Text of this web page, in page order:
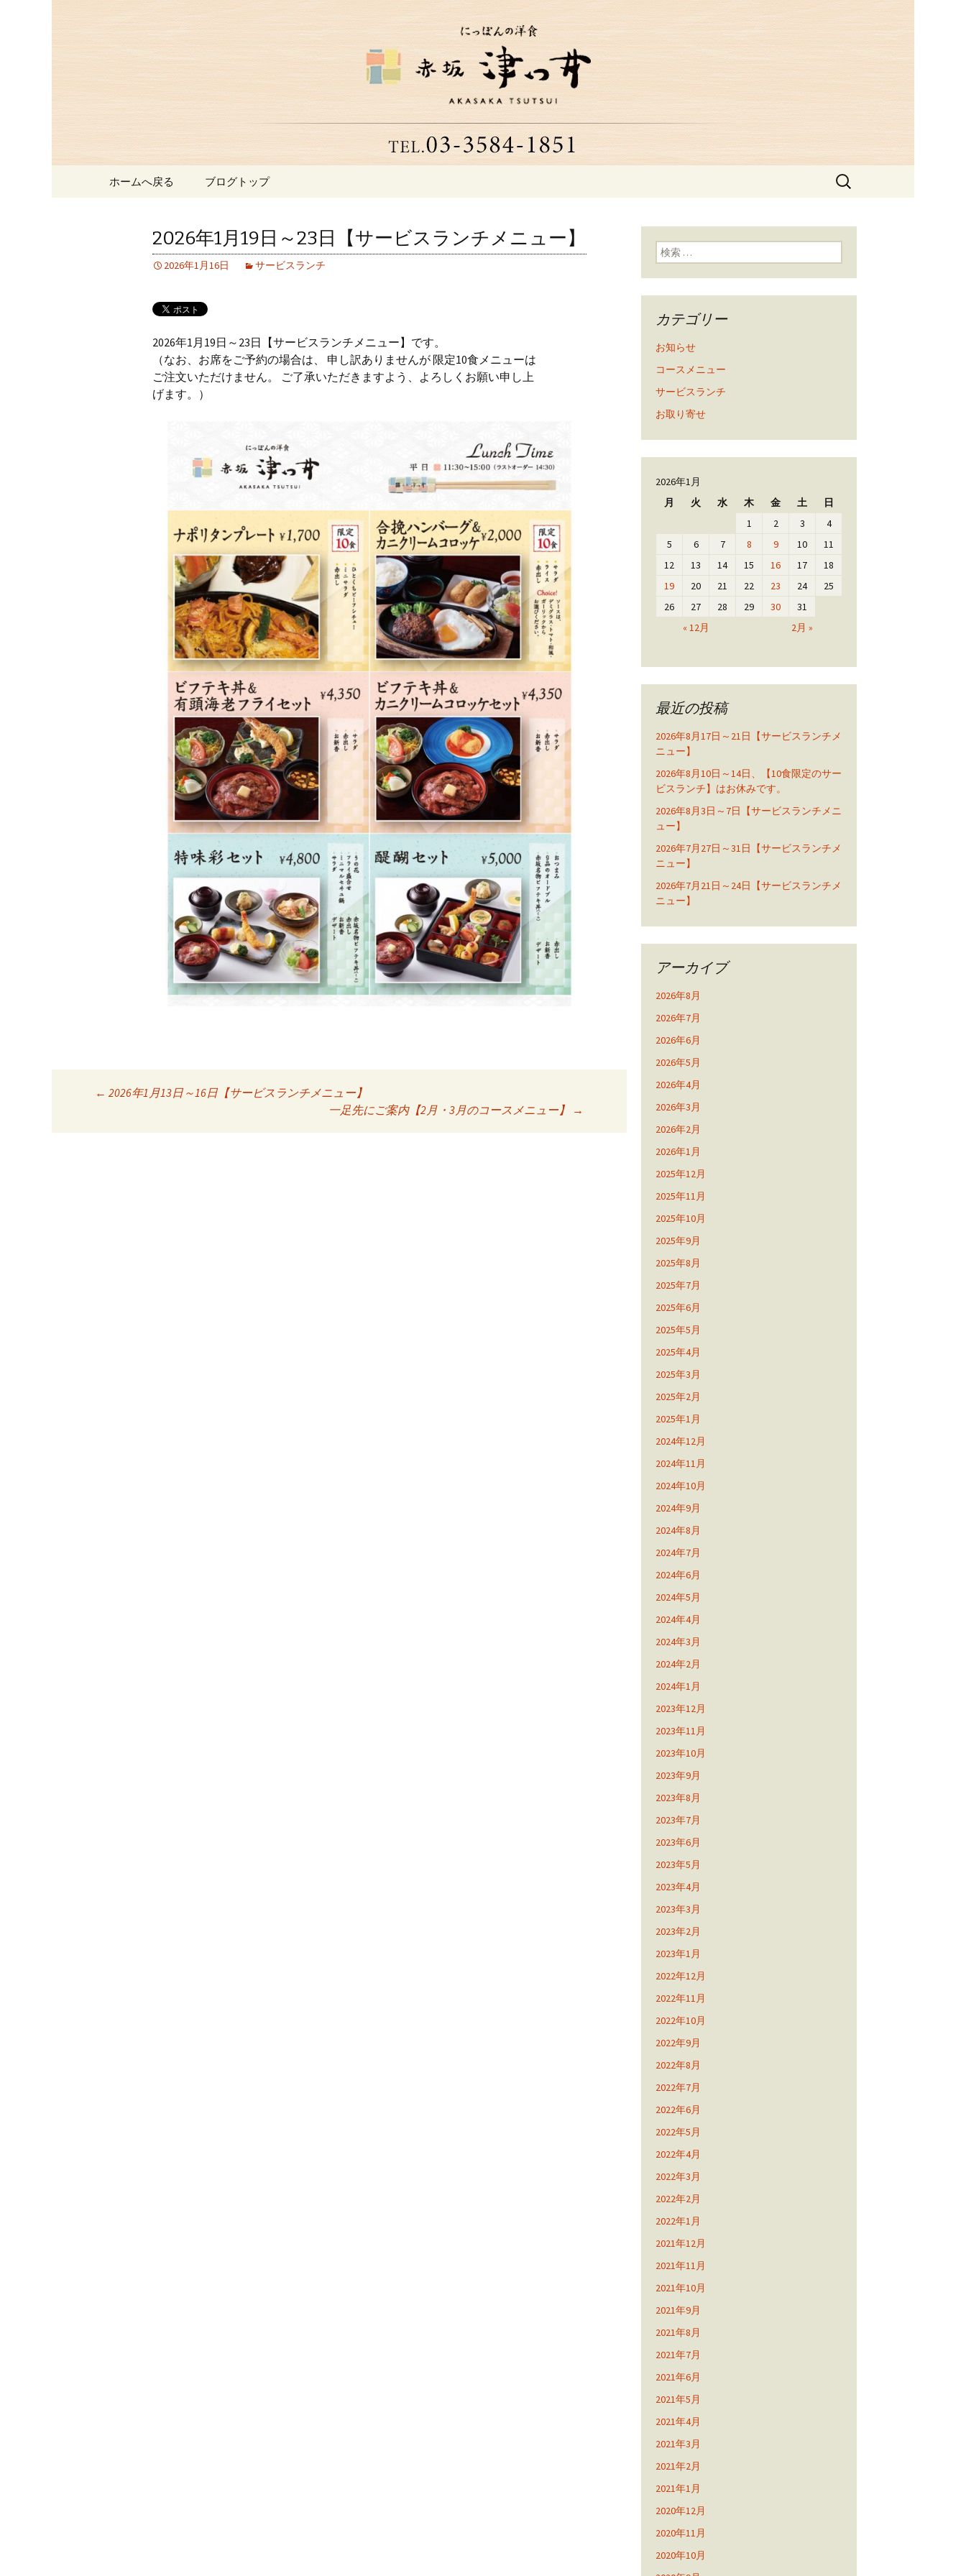
赤坂にある老舗洋食店「津つ井」からの
コンテンツへ移動
ホームへ戻る ブログトップ
検
2026年1月19日～23日【サービスランチメニュー】
2026年1月16日 サービスランチ
2026年1月19日～23日【サービスランチメニュー】です。
（なお、お席をご予約の場合は、 申し訳ありませんが 限定10食メニューは
ご注文いただけません。 ご了承いただきますよう、よろしくお願い申し上
げます。）
投稿ナビゲーション
← 2026年1月13日～16日【サービスランチメニュー】
一足先にご案内【2月・3月のコースメニュー】 →
検索:
カテゴリー
お知らせ
コースメニュー
サービスランチ
お取り寄せ
2026年1月
月
火 水 木 金 土 日
« 12月 2月 »
1 2 3
4
5
6 7 8 9 10
11
12
13 14 15 16 17
18
19
20 21 22 23 24
25
26
27 28 29 30 31
最近の投稿
2026年8月17日～21日【サービスランチメ
ニュー】
2026年8月10日～14日、【10食限定のサー
ビスランチ】はお休みです。
2026年8月3日～7日【サービスランチメニ
ュー】
2026年7月27日～31日【サービスランチメ
ニュー】
2026年7月21日～24日【サービスランチメ
ニュー】
アーカイブ
2026年8月
2026年7月
2026年6月
2026年5月
2026年4月
2026年3月
2026年2月
2026年1月
2025年12月
2025年11月
2025年10月
2025年9月
2025年8月
2025年7月
2025年6月
2025年5月
2025年4月
2025年3月
2025年2月
2025年1月
2024年12月
2024年11月
2024年10月
2024年9月
2024年8月
2024年7月
2024年6月
2024年5月
2024年4月
2024年3月
2024年2月
2024年1月
2023年12月
2023年11月
2023年10月
2023年9月
2023年8月
2023年7月
2023年6月
2023年5月
2023年4月
2023年3月
2023年2月
2023年1月
2022年12月
2022年11月
2022年10月
2022年9月
2022年8月
2022年7月
2022年6月
2022年5月
2022年4月
2022年3月
2022年2月
2022年1月
2021年12月
2021年11月
2021年10月
2021年9月
2021年8月
2021年7月
2021年6月
2021年5月
2021年4月
2021年3月
2021年2月
2021年1月
2020年12月
2020年11月
2020年10月